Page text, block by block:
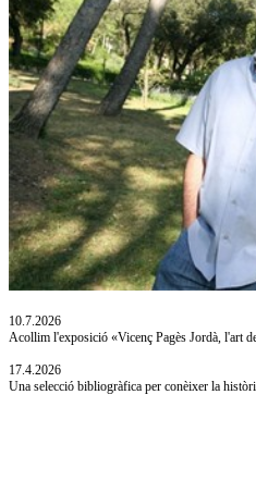
10.7.2026
Acollim l'exposició «Vicenç Pagès Jordà, l'art
17.4.2026
Una selecció bibliogràfica per conèixer la